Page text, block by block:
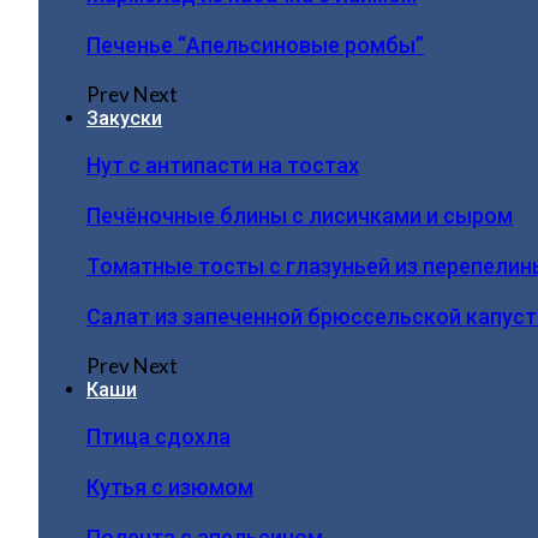
Печенье “Апельсиновые ромбы”
PrevNext
Закуски
Нут с антипасти на тостах
Печёночные блины с лисичками и сыром
Томатные тосты с глазуньей из
Салат из запеченной брюссельской
PrevNext
Каши
Птица сдохла
Кутья с изюмом